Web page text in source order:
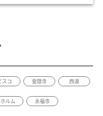
スコ 霊隠寺 西湖
ルム 永福寺